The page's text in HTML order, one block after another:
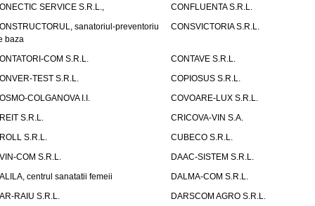
SERVICE S.R.L.,
CONFLUENTA S.R.L.
sanatoriul-preventoriu
baza
CONSVICTORIA S.R.L.
COM S.R.L.
CONTAVE S.R.L.
TEST S.R.L.
COPIOSUS S.R.L.
COLGANOVA I.I.
COVOARE-LUX S.R.L.
S.R.L.
CRICOVA-VIN S.A.
S.R.L.
CUBECO S.R.L.
COM S.R.L.
DAAC-SISTEM S.R.L.
centrul sanatatii femeii
DALMA-COM S.R.L.
RAIU S.R.L.
DARSCOM AGRO S.R.L.